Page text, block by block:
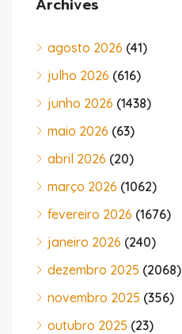
Archives
agosto 2026 (41)
julho 2026 (616)
junho 2026 (1438)
maio 2026 (63)
abril 2026 (20)
março 2026 (1062)
fevereiro 2026 (1676)
janeiro 2026 (240)
dezembro 2025 (2068)
novembro 2025 (356)
outubro 2025 (23)